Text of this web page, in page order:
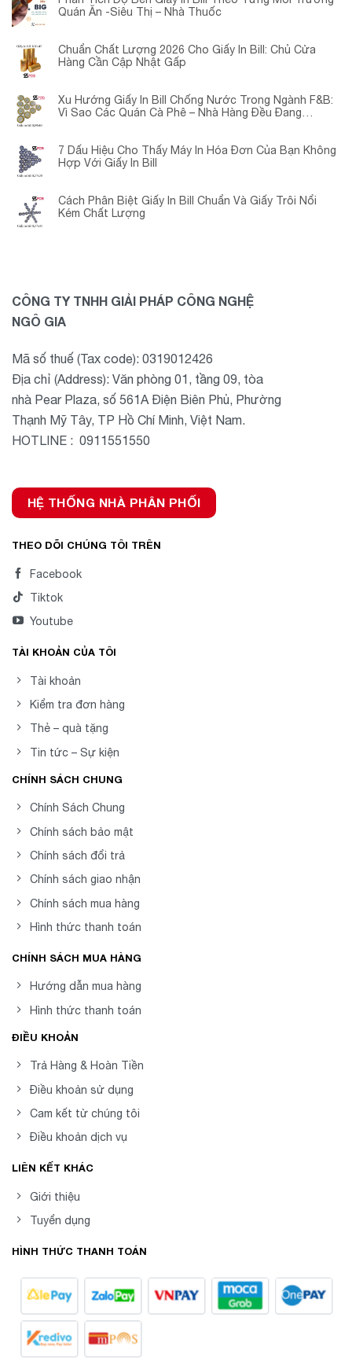
Quán Ăn -Siêu Thị – Nhà Thuốc
Chuẩn Chất Lượng 2026 Cho Giấy In Bill: Chủ Cửa
Hàng Cần Cập Nhật Gấp
Xu Hướng Giấy In Bill Chống Nước Trong Ngành F&B:
Vì Sao Các Quán Cà Phê – Nhà Hàng Đều Đang
7 Dấu Hiệu Cho Thấy Máy In Hóa Đơn Của Bạn Không
Hợp Với Giấy In Bill
Cách Phân Biệt Giấy In Bill Chuẩn Và Giấy Trôi Nổi
Kém Chất Lượng
CÔNG TY TNHH GIẢI PHÁP CÔNG NGHỆ
NGÔ GIA
Mã số thuế (Tax code): 0319012426
Địa chỉ (Address): Văn phòng 01, tầng 09, tòa
nhà Pear Plaza, số 561A Điện Biên Phủ, Phường
Thạnh Mỹ Tây, TP Hồ Chí Minh, Việt Nam.
HOTLINE : 0911551550
HỆ THỐNG NHÀ PHÂN PHỐI
THEO DÕI CHÚNG TÔI TRÊN
Facebook
Tiktok
Youtube
TÀI KHOẢN CỦA TÔI
Tài khoản
Kiểm tra đơn hàng
Thẻ – quà tặng
Tin tức – Sự kiện
CHÍNH SÁCH CHUNG
Chính Sách Chung
Chính sách bảo mật
Chính sách đổi trả
Chính sách giao nhận
Chính sách mua hàng
Hình thức thanh toán
CHÍNH SÁCH MUA HÀNG
Hướng dẫn mua hàng
Hình thức thanh toán
ĐIỀU KHOẢN
Trả Hàng & Hoàn Tiền
Điều khoản sử dụng
Cam kết từ chúng tôi
Điều khoản dịch vụ
LIÊN KẾT KHÁC
Giới thiệu
Tuyển dụng
HÌNH THỨC THANH TOÁN